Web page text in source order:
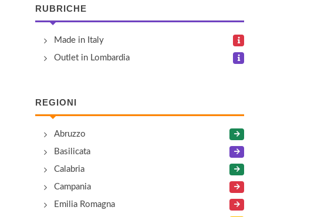
RUBRICHE
Made in Italy
Outlet in Lombardia
REGIONI
Abruzzo
Basilicata
Calabria
Campania
Emilia Romagna